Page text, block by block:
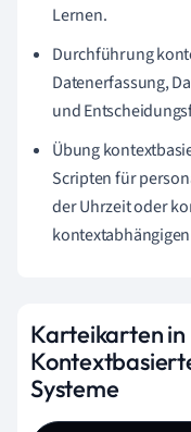
Lernen.
Durchführung
Datenerfassung,
und
Übung
Scripten für
der Uhrzeit oder
Karteikarten in
Systeme